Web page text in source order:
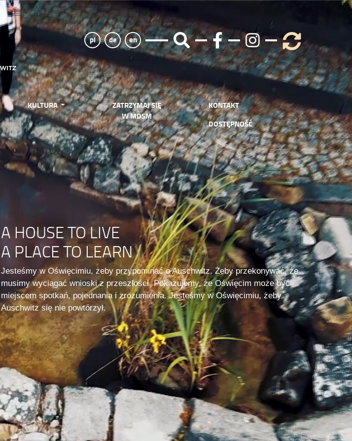
pl de en
KULTURA
ZATRZYMAJ SIĘ
W MDSM
KONTAKT
DOSTĘPNOŚĆ
A HOUSE TO LIVE
A PLACE TO LEARN
Jesteśmy w Oświęcimiu, żeby przypominać o Auschwitz. Żeby przekonywać, że
musimy wyciągać wnioski z przeszłości. Pokazujemy, że Oświęcim może być
miejscem spotkań, pojednania i zrozumienia. Jesteśmy w Oświęcimiu, żeby
Auschwitz się nie powtórzył.